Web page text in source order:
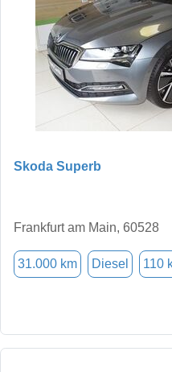
Skoda Superb
Frankfurt am Main, 60528
31.000 km Diesel 110